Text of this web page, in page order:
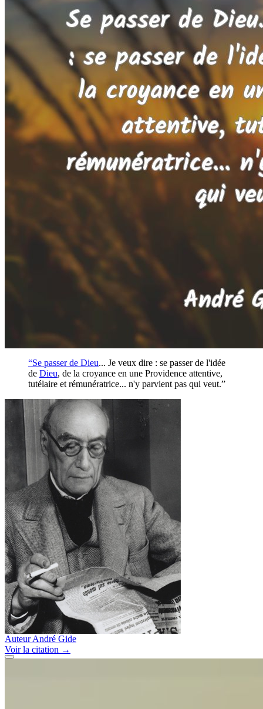
“Se passer de Dieu... Je veux dire : se passer de l'idée
de Dieu, de la croyance en une Providence attentive,
tutélaire et rémunératrice... n'y parvient pas qui veut.”
Auteur André Gide
Voirla citation →